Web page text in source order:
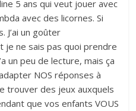
5 ans qui veut jouer avec
avec des licornes. Si
J’ai un goûter
je ne sais pas quoi prendre
un peu de lecture, mais ça
NOS réponses à
trouver des jeux auxquels
que vos enfants VOUS